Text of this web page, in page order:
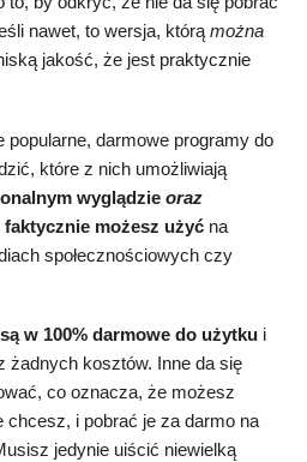
nawet, to wersja, którą można
jakość, że jest praktycznie
popularne, darmowe programy do
które z nich umożliwiają
wyglądzie oraz
możesz użyć na
społecznościowych czy
w 100% darmowe do użytku i
żadnych kosztów. Inne da się
co oznacza, że możesz
chcesz, i pobrać je za darmo na
jedynie uiścić niewielką